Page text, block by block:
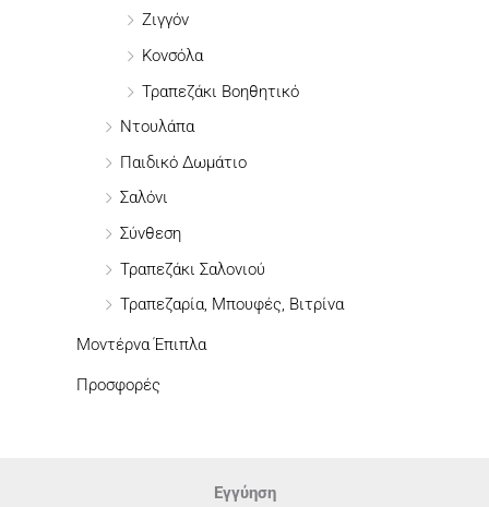
Ζιγγόν
Κονσόλα
Τραπεζάκι Βοηθητικό
Ντουλάπα
Παιδικό Δωμάτιο
Σαλόνι
Σύνθεση
Τραπεζάκι Σαλονιού
Τραπεζαρία, Μπουφές, Βιτρίνα
Μοντέρνα Έπιπλα
Προσφορές
Εγγύηση